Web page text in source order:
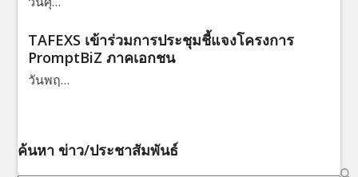
TAFEXS เข้าร่วมการประชุมชี้แจงโครงการ
PromptBiZ ภาคเอกชน
วันพฤ…
ค้นหา ข่าว/ประชาสัมพันธ์